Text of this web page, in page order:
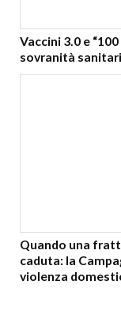
Vaccini 3.0 e
sovranità
Quando una
caduta: la
violenza